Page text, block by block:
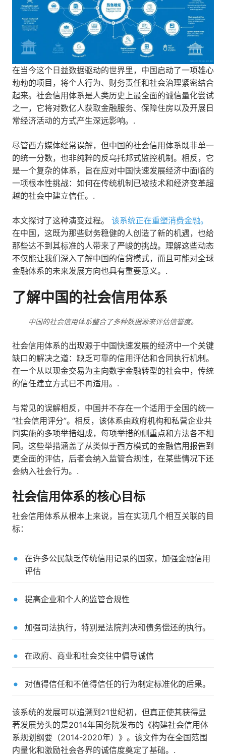
在当今这个日益数据驱动的世界里，中国启动了一项雄心
勃勃的项目，将个人行为、财务责任和社会治理紧密结合
起来。社会信用体系是人类历史上最全面的诚信量化尝试
之一，它将对数亿人获取金融服务、保障住房以及开展日
常经济活动的方式产生深远影响。.
尽管西方媒体经常误解，但中国的社会信用体系既非单一
的统一分数，也非纯粹的反乌托邦式监控机制。相反，它
是一个复杂的体系，旨在应对中国快速发展经济中面临的
一项根本性挑战：如何在传统机制已被技术和经济变革超
越的社会中建立信任。.
本文探讨了这种演变过程。 该系统正在重塑消费金融。
在中国，这既为那些财务稳健的人创造了新的机遇，也给
那些达不到其标准的人带来了严峻的挑战。理解这些动态
不仅能让我们深入了解中国的信贷模式，而且可能对全球
金融体系的未来发展方向也具有重要意义。.
了解中国的社会信用体系
中国的社会信用体系整合了多种数据源来评估信誉度。
社会信用体系的出现源于中国快速发展的经济中一个关键
缺口的解决之道：缺乏可靠的信用评估和合同执行机制。
在一个从以现金交易为主向数字金融转型的社会中，传统
的信任建立方式已不再适用。.
与常见的误解相反，中国并不存在一个适用于全国的统一
“社会信用评分”。相反，该体系由政府机构和私营企业共
同实施的多项举措组成，每项举措的侧重点和方法各不相
同。这些举措涵盖了从类似于西方模式的金融信用报告到
更全面的评估，后者会纳入监管合规性，在某些情况下还
会纳入社会行为。.
社会信用体系的核心目标
社会信用体系从根本上来说，旨在实现几个相互关联的目
标：
在许多公民缺乏传统信用记录的国家，加强金融信用
评估
提高企业和个人的监管合规性
加强司法执行，特别是法院判决和债务偿还的执行。
在政府、商业和社会交往中倡导诚信
对值得信任和不值得信任的行为制定标准化的后果。
该系统的发展可以追溯到21世纪初，但真正使其获得显
著发展势头的是2014年国务院发布的《构建社会信用体
系规划纲要（2014-2020年）》。该文件为在全国范围
内量化和激励社会各界的诚信度奠定了基础。.